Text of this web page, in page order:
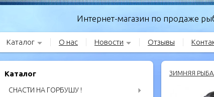
Интернет-магазин по продаже
Каталог О нас Новости Отзывы
Каталог
СНАСТИ НА ГОРБУШУ !
ЗИМНЯЯ